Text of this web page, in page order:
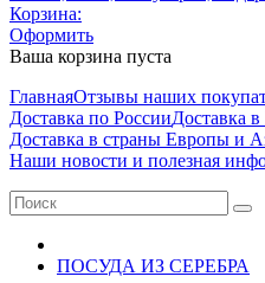
Корзина:
Оформить
Ваша корзина пуста
ГлавнаяОтзывы наших
Доставка по РоссииДоставка в
Доставка в страны Европы и
Наши новости и полезная
ПОСУДА ИЗ СЕРЕБРА